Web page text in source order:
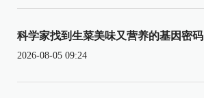
科学家找到生菜美味又营养的基因密码
2026-08-05 09:24